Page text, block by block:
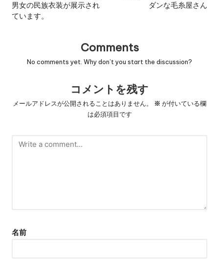
男女の民族衣装が展示され
ています。
ダンな毛糸屋さん
Comments
No comments yet. Why don’t you start the discussion?
コメントを残す
メールアドレスが公開されることはありません。 ※ が付いている欄
は必須項目です
名前